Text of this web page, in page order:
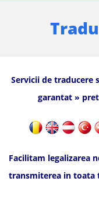
Servicii de traducere
garantat »
Facilitam legalizarea
transmiterea in toata